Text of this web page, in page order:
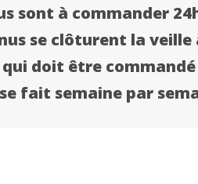
sont à commander
se clôturent la veille
doit être
fait semaine par